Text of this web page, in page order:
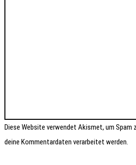
Diese Website verwendet Akismet, um Spam
deine Kommentardaten verarbeitet werden.